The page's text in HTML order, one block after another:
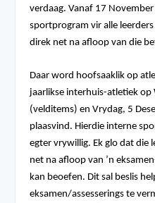
verdaag. Vanaf 17
sportprogram vir alle
direk net na afloop van die
Daar word hoofsaaklik op
jaarlikse interhuis-atletiek op
(velditems) en Vrydag, 5
plaasvind. Hierdie interne
egter vrywillig. Ek glo dat die
net na afloop van ’n
kan beoefen. Dit sal beslis
eksamen/assesserings te